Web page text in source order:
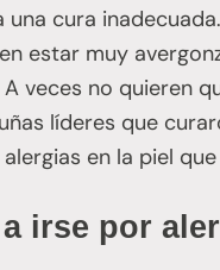
cura
estar muy
veces no quieren
líderes que
en la piel
irse por